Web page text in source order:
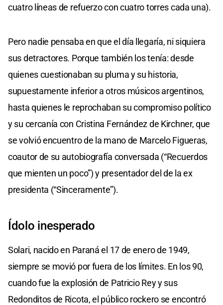
cuatro líneas de refuerzo con cuatro torres cada una).
Pero nadie pensaba en que el día llegaría, ni siquiera
sus detractores. Porque también los tenía: desde
quienes cuestionaban su pluma y su historia,
supuestamente inferior a otros músicos argentinos,
hasta quienes le reprochaban su compromiso político
y su cercanía con Cristina Fernández de Kirchner, que
se volvió encuentro de la mano de Marcelo Figueras,
coautor de su autobiografía conversada (“Recuerdos
que mienten un poco”) y presentador del de la ex
presidenta (“Sinceramente”).
Ídolo inesperado
Solari, nacido en Paraná el 17 de enero de 1949,
siempre se movió por fuera de los límites. En los 90,
cuando fue la explosión de Patricio Rey y sus
Redonditos de Ricota, el público rockero se encontró